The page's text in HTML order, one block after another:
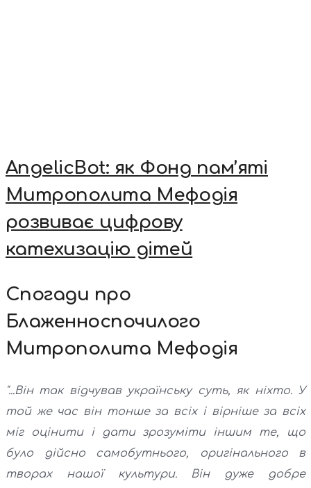
AngelicBot: як Фонд пам’яті
Митрополита Мефодія
розвиває цифрову
катехизацію дітей
Спогади про
Блаженноспочилого
Митрополита Мефодія
"...Він так відчував українську суть, як ніхто. У
той же час він тонше за всіх і вірніше за всіх
міг оцінити і дати зрозуміти іншим те, що
було дійсно самобутнього, оригінального в
творах нашої культури. Він дуже добре